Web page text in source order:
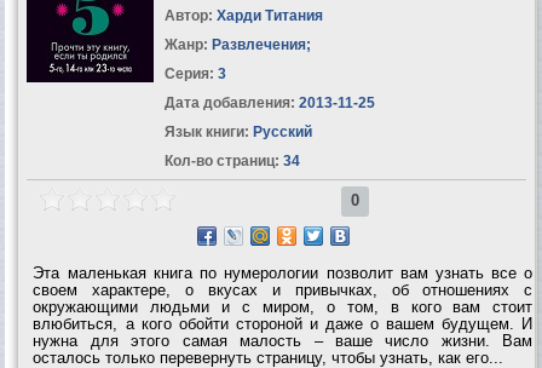
Автор: Харди Титания
Жанр: Развлечения;
Серия: 3
Дата добавления: 2013-11-25
Язык книги: Русский
Кол-во страниц: 34
0
Эта маленькая книга по нумерологии позволит вам узнать все о
своем характере, о вкусах и привычках, об отношениях с
окружающими людьми и с миром, о том, в кого вам стоит
влюбиться, а кого обойти стороной и даже о вашем будущем. И
нужна для этого самая малость – ваше число жизни. Вам
осталось только перевернуть страницу, чтобы узнать, как его...